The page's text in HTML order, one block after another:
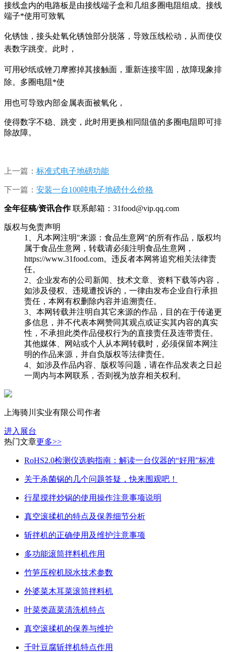
接线盒内的电路板是由接线端子盒和几组多圈电阻组成。接线
端子*使用可致氧
化锈蚀，接头处氧化锈蚀部分脱落，导致压线松动，从而使仪
表数字跳变。此时，
可用砂纸或锉刀摩擦掉其接触面，重新连接牢固，故障现象排
除。多圈电阻*使
用也可导致内部金属表面被氧化，
使得数字不稳、跳变，此时用更换相同阻值的多圈电阻即可排
除故障。
上一篇： 标准式电子地磅功能
下一篇： 安装一台100吨电子地磅什么价格
全年征稿/资讯合作 联系邮箱：31food@vip.qq.com
版权与免责声明
1、凡本网注明"来源：食品生意网"的所有作品，版权均
属于食品生意网，转载请必须注明食品生意网，
https://www.31food.com。违反者本网将追究相关法律责
任。
2、企业发布的公司新闻、技术文章、资料下载等内容，
如涉及侵权、违规遭投诉的，一律由发布企业自行承担
责任，本网有权删除内容并追溯责任。
3、本网转载并注明自其它来源的作品，目的在于传递更
多信息，并不代表本网赞同其观点或证实其内容的真实
性，不承担此类作品侵权行为的直接责任及连带责任。
其他媒体、网站或个人从本网转载时，必须保留本网注
明的作品来源，并自负版权等法律责任。
4、如涉及作品内容、版权等问题，请在作品发表之日起
一周内与本网联系，否则视为放弃相关权利。
上海骑川实业有限公司 作者
进入展台
热门文章更多>>
RoHS2.0检测仪选购指南：解读一台仪器的“好用”标准
关于杀菌锅的几个问题答疑，快来围观吧！
行星搅拌炒锅的使用操作注意事项说明
真空滚揉机的特点及保养细节分析
斩拌机的正确使用及维护注意事项
多功能滚筒拌料机作用
竹笋压榨机脱水技术参数
外婆菜木耳菜滚筒拌料机
叶菜类蔬菜清洗机特点
真空滚揉机的保养与维护
千叶豆腐斩拌机特点作用